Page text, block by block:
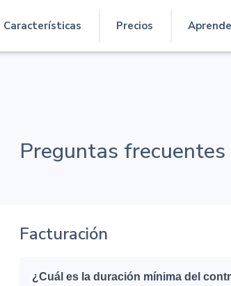
Características Precios
Preguntas frecuentes
Facturación
¿Cuál es la duración mínima del